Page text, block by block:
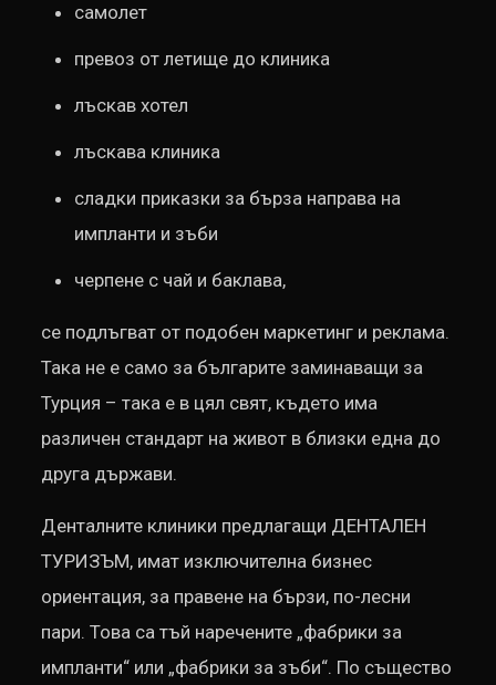
самолет
превоз от летище до клиника
лъскав хотел
лъскава клиника
сладки приказки за бърза направа на
импланти и зъби
черпене с чай и баклава,
се подлъгват от подобен маркетинг и реклама.
Така не е само за българите заминаващи за
Турция – така е в цял свят, където има
различен стандарт на живот в близки една до
друга държави.
Денталните клиники предлагащи ДЕНТАЛЕН
ТУРИЗЪМ, имат изключителна бизнес
ориентация, за правене на бързи, по-лесни
пари. Това са тъй наречените „фабрики за
импланти“ или „фабрики за зъби“. По същество